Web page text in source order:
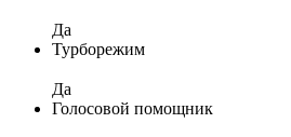
Да
Турборежим
Да
Голосовой помощник